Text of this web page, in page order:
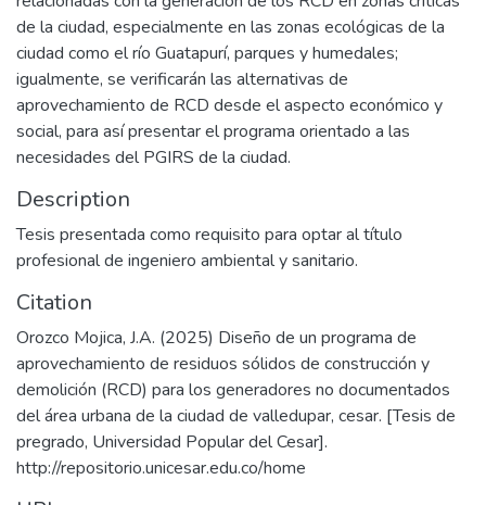
de la ciudad, especialmente en las zonas ecológicas de la
ciudad como el río Guatapurí, parques y humedales;
igualmente, se verificarán las alternativas de
aprovechamiento de RCD desde el aspecto económico y
social, para así presentar el programa orientado a las
necesidades del PGIRS de la ciudad.
Description
Tesis presentada como requisito para optar al título
profesional de ingeniero ambiental y sanitario.
Citation
Orozco Mojica, J.A. (2025) Diseño de un programa de
aprovechamiento de residuos sólidos de construcción y
demolición (RCD) para los generadores no documentados
del área urbana de la ciudad de valledupar, cesar. [Tesis de
pregrado, Universidad Popular del Cesar].
http://repositorio.unicesar.edu.co/home